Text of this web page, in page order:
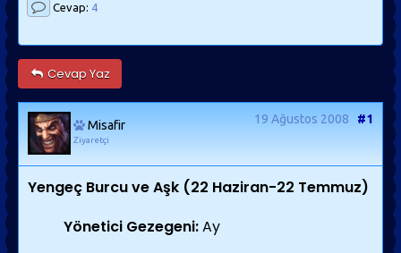
Cevap: 4
Cevap Yaz
Misafir
Ziyaretçi
19 Ağustos 2008 #1
Yengeç Burcu ve Aşk (22 Haziran-22 Temmuz)
Yönetici Gezegeni:Ay